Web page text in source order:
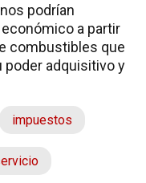
podrían
a partir
combustibles que
poder adquisitivo y
impuestos